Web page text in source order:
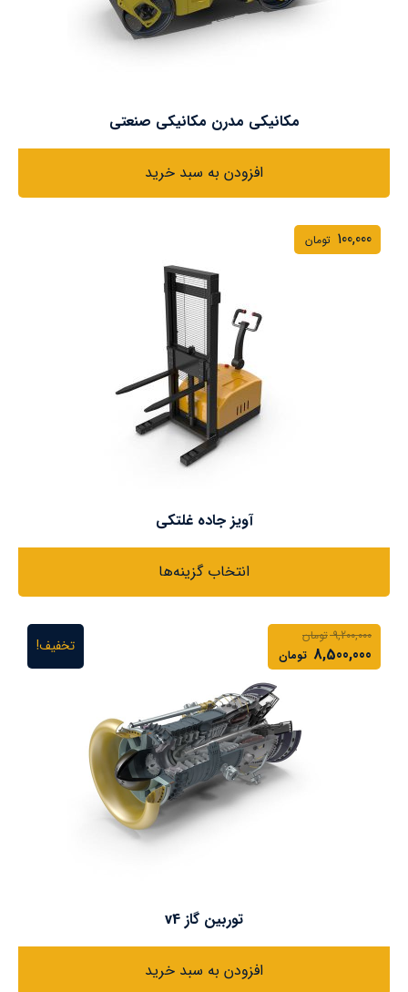
مکانیکی مدرن مکانیکی صنعتی
افزودن به سبد خرید
100,000 تومان
آویز جاده غلتکی
انتخاب گزینه‌ها
9,200,000 تومان
8,500,000 تومان تخفیف!
توربین گاز v4
افزودن به سبد خرید